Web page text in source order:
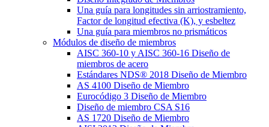
Una guía para longitudes sin arriostramiento,
Factor de longitud efectiva (K), y esbeltez
Una guía para miembros no prismáticos
Módulos de diseño de miembros
AISC 360-10 y AISC 360-16 Diseño de
miembros de acero
Estándares NDS® 2018 Diseño de Miembro
AS 4100 Diseño de Miembro
Eurocódigo 3 Diseño de Miembro
Diseño de miembro CSA S16
AS 1720 Diseño de Miembro